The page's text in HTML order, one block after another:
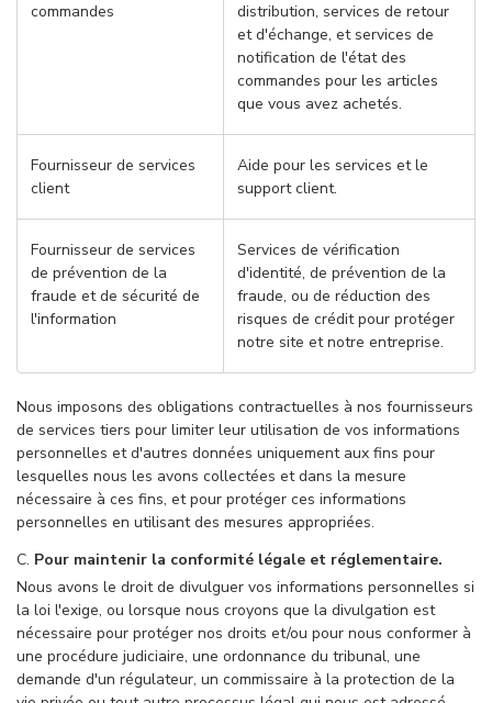
commandes
distribution, services de retour
et d'échange, et services de
notification de l'état des
commandes pour les articles
que vous avez achetés.
Fournisseur de services
client
Aide pour les services et le
support client.
Fournisseur de services
de prévention de la
fraude et de sécurité de
l'information
Services de vérification
d'identité, de prévention de la
fraude, ou de réduction des
risques de crédit pour protéger
notre site et notre entreprise.
Nous imposons des obligations contractuelles à nos fournisseurs
de services tiers pour limiter leur utilisation de vos informations
personnelles et d'autres données uniquement aux fins pour
lesquelles nous les avons collectées et dans la mesure
nécessaire à ces fins, et pour protéger ces informations
personnelles en utilisant des mesures appropriées.
C. Pour maintenir la conformité légale et réglementaire.
Nous avons le droit de divulguer vos informations personnelles si
la loi l'exige, ou lorsque nous croyons que la divulgation est
nécessaire pour protéger nos droits et/ou pour nous conformer à
une procédure judiciaire, une ordonnance du tribunal, une
demande d'un régulateur, un commissaire à la protection de la